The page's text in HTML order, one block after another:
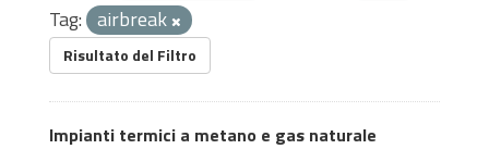
Tag: airbreak
Risultato del Filtro
Impianti termici a metano e gas naturale